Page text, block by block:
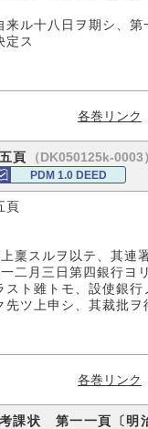
ル十八日ヲ期シ、
定ス
各巻リンク
頁
（DK050125k-0003
PDM 1.0 DEED
頁
稟スルヲ以テ、其
二月三日第四銀行
ト雖トモ、設使銀
先ツ上申シ、其裁批
各巻リンク
課状 第一一頁〔明